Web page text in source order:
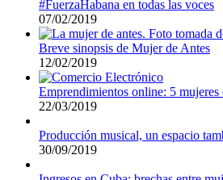
#FuerzaHabana en todas las voces
07/02/2019
Breve sinopsis de Mujer de Antes
12/02/2019
Emprendimientos online: 5 mujeres
22/03/2019
Producción musical, un espacio
30/09/2019